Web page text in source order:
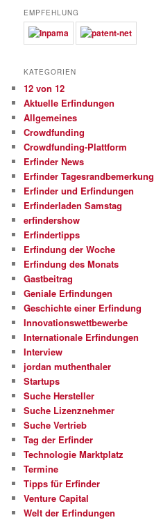
EMPFEHLUNG
KATEGORIEN
12 von 12
Aktuelle Erfindungen
Allgemeines
Crowdfunding
Crowdfunding-Plattform
Erfinder News
Erfinder Tagesrandbemerkung
Erfinder und Erfindungen
Erfinderladen Samstag
erfindershow
Erfindertipps
Erfindung der Woche
Erfindung des Monats
Gastbeitrag
Geniale Erfindungen
Geschichte einer Erfindung
Innovationswettbewerbe
Internationale Erfindungen
Interview
jordan muthenthaler
Startups
Suche Hersteller
Suche Lizenznehmer
Suche Vertrieb
Tag der Erfinder
Technologie Marktplatz
Termine
Tipps für Erfinder
Venture Capital
Welt der Erfindungen